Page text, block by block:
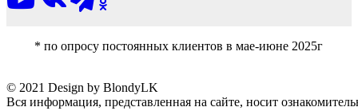
* по опросу постоянных клиентов в мае-июне 2025г
© 2021 Design by BlondyLK
Вся информация, представленная на сайте, носит